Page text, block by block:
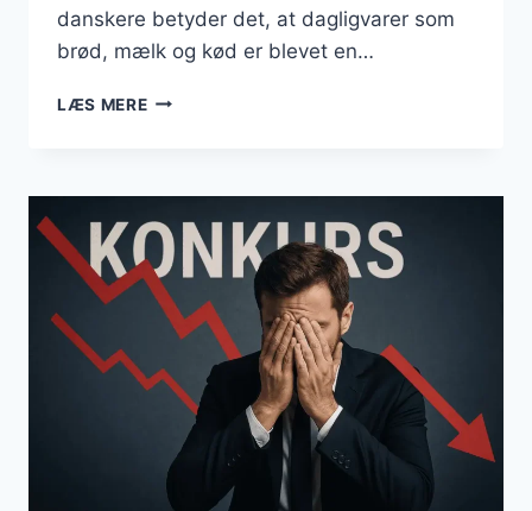
danskere betyder det, at dagligvarer som
brød, mælk og kød er blevet en…
LÆS MEREBUSINESS